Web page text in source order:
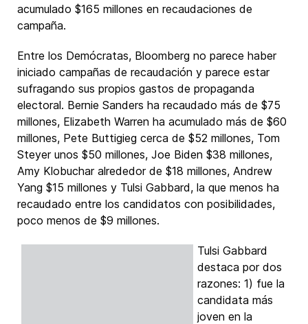
acumulado $165 millones en recaudaciones de
campaña.
Entre los Demócratas, Bloomberg no parece haber
iniciado campañas de recaudación y parece estar
sufragando sus propios gastos de propaganda
electoral. Bernie Sanders ha recaudado más de $75
millones, Elizabeth Warren ha acumulado más de $60
millones, Pete Buttigieg cerca de $52 millones, Tom
Steyer unos $50 millones, Joe Biden $38 millones,
Amy Klobuchar alrededor de $18 millones, Andrew
Yang $15 millones y Tulsi Gabbard, la que menos ha
recaudado entre los candidatos con posibilidades,
poco menos de $9 millones.
Tulsi Gabbard
destaca por dos
razones: 1) fue la
candidata más
joven en la